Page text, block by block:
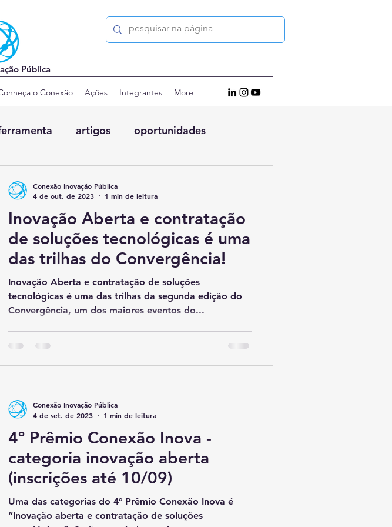
Pública
o Conexão Ações Integrantes More
artigos oportunidades
Inovação Aberta e contratação
de soluções tecnológicas é uma
das trilhas do Convergência!
Inovação Aberta e contratação de soluções
tecnológicas é uma das trilhas da segunda edição do
Convergência, um dos maiores eventos do...
Conexão Inovação Pública
4 de out. de 2023
1 min de leitura
4º Prêmio Conexão Inova -
categoria inovação aberta
(inscrições até 10/09)
Uma das categorias do 4º Prêmio Conexão Inova é
“Inovação aberta e contratação de soluções
Conexão Inovação Pública
4 de set. de 2023
1 min de leitura